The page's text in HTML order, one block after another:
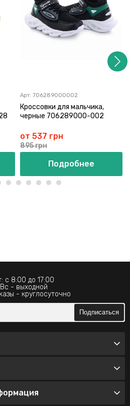
Арт: 706289000002
Кроссовки для мальчика,
черные 706289000-002
от 537 грн
895 грн
Подробнее
с 8:00 до 17:00
- выходной
- круглосуточно
Подписаться